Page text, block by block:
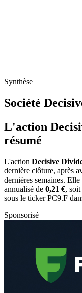
Synthèse
Société
L'action
résumé
L'action Decisive
dernière clôture, après
dernières semaines.
annualisé de 0,21 €,
sous le tickerPC9.F
Sponsorisé